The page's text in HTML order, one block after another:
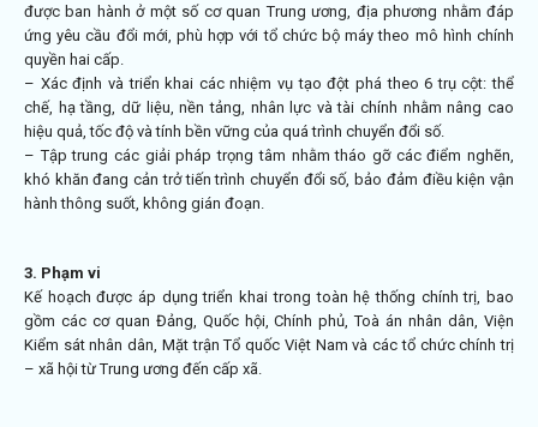
được ban hành ở một số cơ quan Trung ương, địa phương nhằm đáp
ứng yêu cầu đổi mới, phù hợp với tổ chức bộ máy theo mô hình chính
quyền hai cấp.
– Xác định và triển khai các nhiệm vụ tạo đột phá theo 6 trụ cột: thể
chế, hạ tầng, dữ liệu, nền tảng, nhân lực và tài chính nhằm nâng cao
hiệu quả, tốc độ và tính bền vững của quá trình chuyển đổi số.
– Tập trung các giải pháp trọng tâm nhằm tháo gỡ các điểm nghẽn,
khó khăn đang cản trở tiến trình chuyển đổi số, bảo đảm điều kiện vận
hành thông suốt, không gián đoạn.
3. Phạm vi
Kế hoạch được áp dụng triển khai trong toàn hệ thống chính trị, bao
gồm các cơ quan Đảng, Quốc hội, Chính phủ, Toà án nhân dân, Viện
Kiểm sát nhân dân, Mặt trận Tổ quốc Việt Nam và các tổ chức chính trị
– xã hội từ Trung ương đến cấp xã.